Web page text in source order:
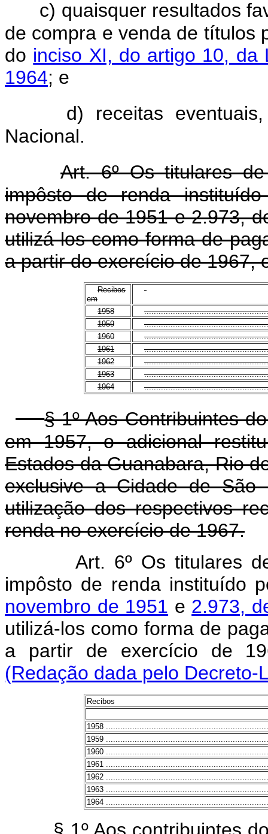
c) quaisquer resultados
de compra e venda de títulos
do inciso XI, do artigo 10, da
1964; e
d) receitas
Nacional.
Art. 6º Os titulares
impôsto de renda
novembro de 1951 e 2.973,
utilizá-los como forma de
a partir do exercício de 1967,
Recibos
em
1958
1959
1960
1961
1962
1963
1964
§ 1º Aos Contribuintes
em 1957, o adicional
Estados da Guanabara, Rio
exclusive a Cidade de
utilização dos respectivos
renda no exercício de 1967.
Art. 6º Os titulares
impôsto de renda instituído
novembro de 1951 e 2.973,
utilizá-los como forma de
a partir de exercício de
(Redação dada pelo Decreto-
Recibos
1958
1959
1960
1961
1962
1963
1964